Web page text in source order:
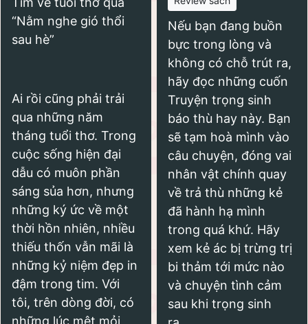
“Nằm nghe gió thổi
sau hè”
Ai rồi cũng phải trải
qua những năm
tháng tuổi thơ. Trong
cuộc sống hiện đại
dẫu có muôn phần
sáng sủa hơn, nhưng
những ký ức về một
thời hồn nhiên, nhiều
thiếu thốn vẫn mãi là
những kỷ niệm đẹp in
đậm trong tim. Với
tôi, trên dòng đời, có
những lúc mệt mỏi
Nếu bạn đang buồn
bực trong lòng và
không có chỗ trút ra,
hãy đọc những cuốn
Truyện trọng sinh
báo thù hay này. Bạn
sẽ tạm hoà mình vào
câu chuyện, đóng vai
nhân vật chính quay
về trả thù những kẻ
đã hành hạ mình
trong quá khứ. Hãy
xem kẻ ác bị trừng trị
bi thảm tới mức nào
và chuyện tình cảm
sau khi trọng sinh